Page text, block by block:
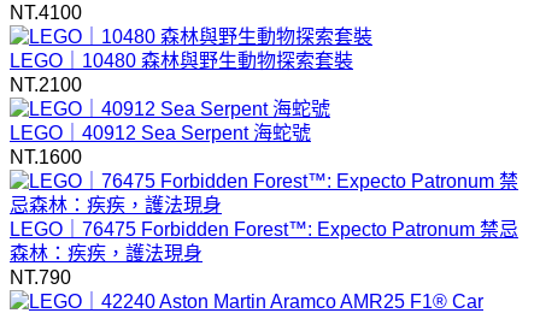
NT.4100
LEGO｜10480 森林與野生動物探索套裝
NT.2100
LEGO｜40912 Sea Serpent 海蛇號
NT.1600
LEGO｜76475 Forbidden Forest™: Expecto Patronum 禁忌
森林：疾疾，護法現身
NT.790